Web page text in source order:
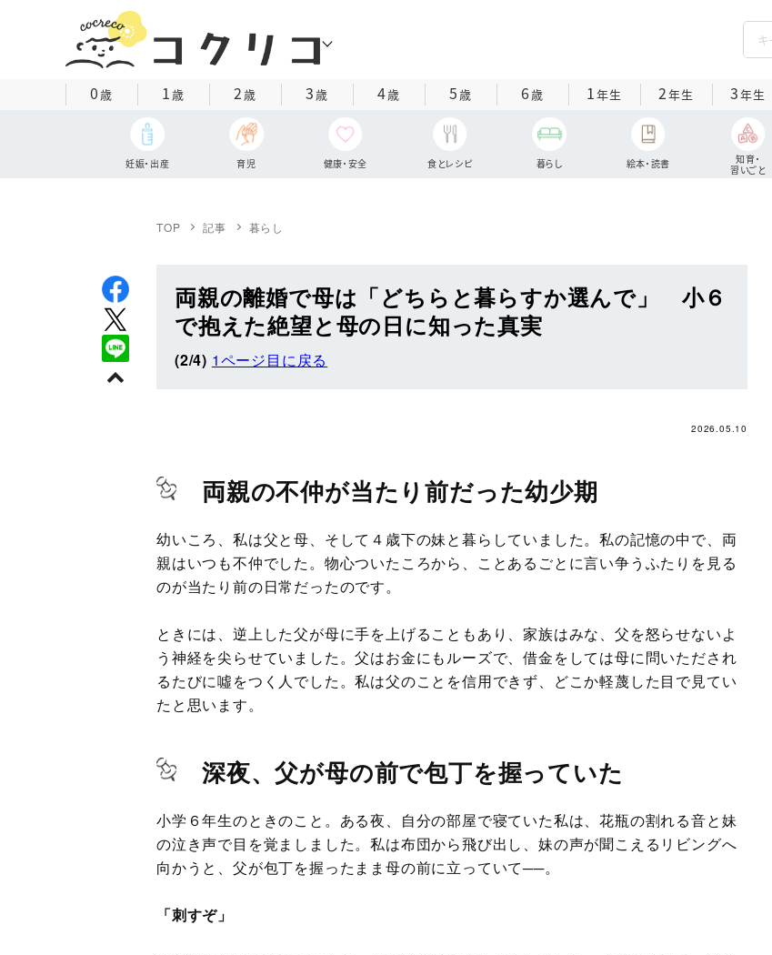
0歳 1歳 2歳 3歳 4歳 5歳 6歳 1年生 2年生 3年生
妊娠・出産 育児 健康・安全 食とレシピ 暮らし 絵本・読書
知育・
習いごと
TOP 記事 暮らし
両親の離婚で母は「どちらと暮らすか選んで」 小６
で抱えた絶望と母の日に知った真実
(2/4) 1ページ目に戻る
2026.05.10
両親の不仲が当たり前だった幼少期
幼いころ、私は父と母、そして４歳下の妹と暮らしていました。私の記憶の中で、両
親はいつも不仲でした。物心ついたころから、ことあるごとに言い争うふたりを見る
のが当たり前の日常だったのです。
ときには、逆上した父が母に手を上げることもあり、家族はみな、父を怒らせないよ
う神経を尖らせていました。父はお金にもルーズで、借金をしては母に問いただされ
るたびに噓をつく人でした。私は父のことを信用できず、どこか軽蔑した目で見てい
たと思います。
深夜、父が母の前で包丁を握っていた
小学６年生のときのこと。ある夜、自分の部屋で寝ていた私は、花瓶の割れる音と妹
の泣き声で目を覚ましました。私は布団から飛び出し、妹の声が聞こえるリビングへ
向かうと、父が包丁を握ったまま母の前に立っていて──。
「刺すぞ」